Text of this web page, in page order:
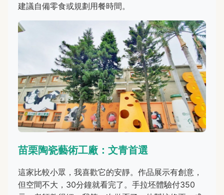
建議自備零食或規劃用餐時間。
苗栗陶瓷藝術工廠：文青首選
這家比較小眾，我喜歡它的安靜。作品展示有創意，
但空間不大，30分鐘就看完了。手拉坯體驗付350